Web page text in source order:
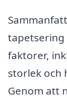
tapetsering
faktorer,
storlek och
Genom att